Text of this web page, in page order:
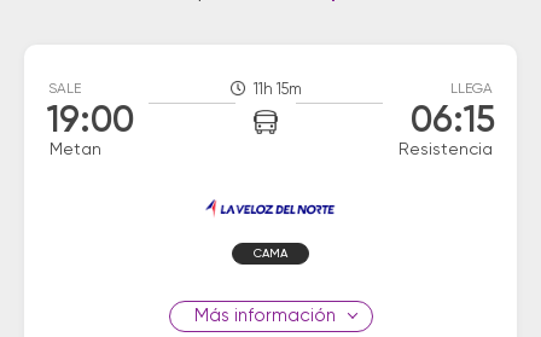
SALE
19:00
Metan
11h 15m LLEGA
06:15
Resistencia
CAMA
información